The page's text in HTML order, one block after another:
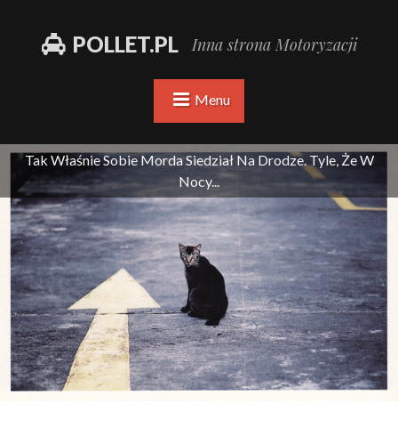
POLLET.PL Inna strona Motoryzacji
Menu
Tak Właśnie Sobie Morda Siedział Na Drodze. Tyle, Że W
Nocy...